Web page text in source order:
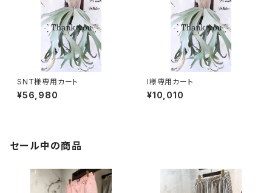
SNT様専用カート
¥56,980
I様専用カート
¥10,010
セール中の商品